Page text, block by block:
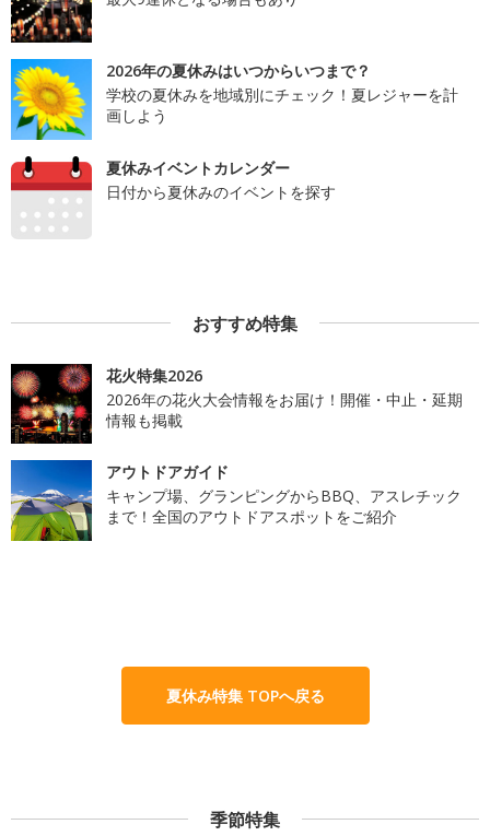
2026年の夏休みはいつからいつまで？
学校の夏休みを地域別にチェック！夏レジャーを計
画しよう
夏休みイベントカレンダー
日付から夏休みのイベントを探す
おすすめ特集
花火特集2026
2026年の花火大会情報をお届け！開催・中止・延期
情報も掲載
アウトドアガイド
キャンプ場、グランピングからBBQ、アスレチック
まで！全国のアウトドアスポットをご紹介
夏休み特集 TOPへ戻る
季節特集